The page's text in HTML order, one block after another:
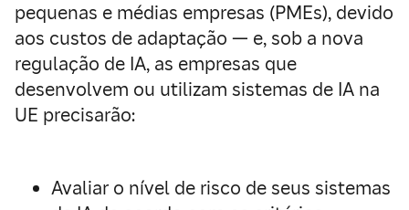
pequenas e médias empresas (PMEs), devido
aos custos de adaptação — e, sob a nova
regulação de IA, as empresas que
desenvolvem ou utilizam sistemas de IA na
UE precisarão:
Avaliar o nível de risco de seus sistemas